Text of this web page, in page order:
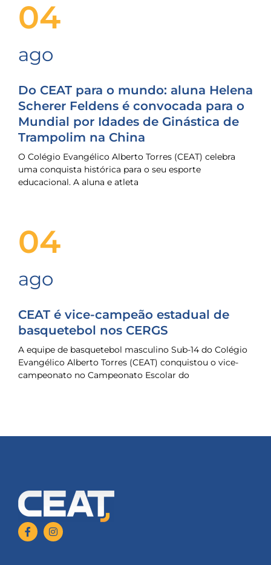
04
ago
Do CEAT para o mundo: aluna Helena
Scherer Feldens é convocada para o
Mundial por Idades de Ginástica de
Trampolim na China
O Colégio Evangélico Alberto Torres (CEAT) celebra
uma conquista histórica para o seu esporte
educacional. A aluna e atleta
04
ago
CEAT é vice-campeão estadual de
basquetebol nos CERGS
A equipe de basquetebol masculino Sub-14 do Colégio
Evangélico Alberto Torres (CEAT) conquistou o vice-
campeonato no Campeonato Escolar do